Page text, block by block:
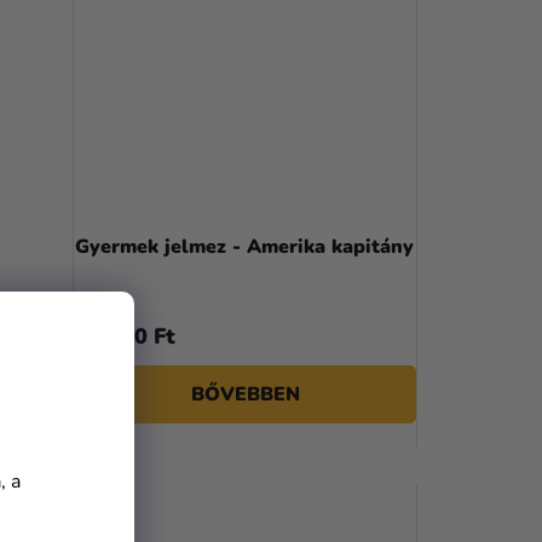
a
Gyermek jelmez - Amerika kapitány
17 790 Ft
BŐVEBBEN